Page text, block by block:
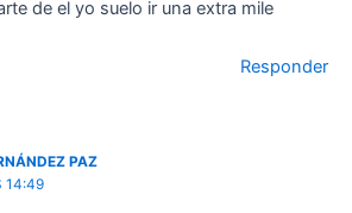
de el yo suelo ir una extra mile
Responder
PAZ
14:49